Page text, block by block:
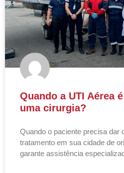
Quando a UTI Aérea
uma cirurgia?
Quando o paciente precisa dar
tratamento em sua cidade de
garante assistência